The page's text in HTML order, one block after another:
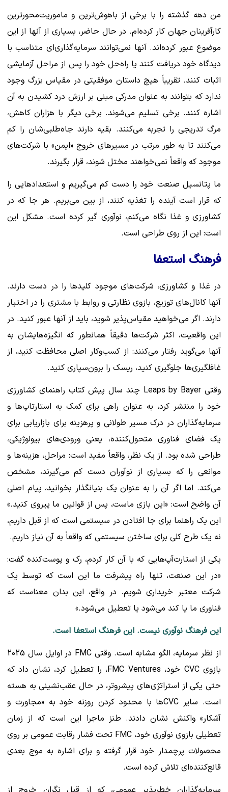
من دهه گذشته را با برخی از باهوش‌ترین و ماموریت‌محورترین
کارآفرینان جهان کار کرده‌ام. در حال حاضر، بسیاری از آنها از این
موضوع عبور کرده‌اند. آنها نمی‌توانند سرمایه‌گذاری‌ای متناسب با
دیدگاه خود دریافت کنند یا راه‌حل خود را پس از مراحل آزمایشی
اثبات کنند. تقریباً هیچ داستان موفقیتی در مقیاس بزرگ وجود
ندارد که بتوانند به عنوان مدرکی مبنی بر ارزش درد کشیدن به آن
اشاره کنند. برخی تسلیم می‌شوند. برخی دیگر با هزاران کاهش،
مرگ تدریجی را تجربه می‌کنند. بقیه دارند جاه‌طلبی‌شان را کم
می‌کنند تا به طور مرتب در مسیرهای خروج «ایمن» با شرکت‌های
موجود که واقعاً نمی‌خواهند مختل شوند، قرار بگیرند.
ما پتانسیل صنعت خود را دست کم می‌گیریم و استعدادهایی را
که قرار است آینده را تغذیه کنند، از بین می‌بریم. هر جا که در
کشاورزی و غذا نگاه می‌کنم، نوآوری گیر کرده است. مشکل این
است: این از روی طراحی است.
فرهنگ استعفا
در غذا و کشاورزی، شرکت‌های موجود کلیدها را در دست دارند.
آنها کانال‌های توزیع، بازوی نظارتی و روابط با مشتری را در اختیار
دارند. اگر می‌خواهید مقیاس‌پذیر شوید، باید از آنها عبور کنید. در
این واقعیت، اکثر شرکت‌ها دقیقاً همانطور که انگیزه‌هایشان به
آنها می‌گوید رفتار می‌کنند: از کسب‌وکار اصلی محافظت کنید، از
غافلگیری‌ها جلوگیری کنید، ریسک را برون‌سپاری کنید.
وقتی Leaps by Bayer چند سال پیش کتاب راهنمای کشاورزی
خود را منتشر کرد، به عنوان راهی برای کمک به استارتاپ‌ها و
سرمایه‌گذاران در درک مسیر طولانی و پرهزینه برای بازاریابی برای
یک فضای فناوری متحول‌کننده، یعنی ورودی‌های بیولوژیکی،
طراحی شده بود. از یک نظر، واقعاً مفید است: مراحل، هزینه‌ها و
موانعی را که بسیاری از نوآوران دست کم می‌گیرند، مشخص
می‌کند. اما اگر آن را به عنوان یک بنیانگذار بخوانید، پیام اصلی
آن واضح است: «این بازی ماست، پس از قوانین ما پیروی کنید.»
این یک راهنما برای جا افتادن در سیستمی است که از قبل داریم،
نه یک طرح کلی برای ساختن سیستمی که واقعاً به آن نیاز داریم.
یکی از استارت‌آپ‌هایی که با آن کار کردم، رک و پوست‌کنده گفت:
«در این صنعت، تنها راه پیشرفت ما این است که توسط یک
شرکت معتبر خریداری شویم. در واقع، این بدان معناست که
فناوری ما یا کند می‌شود یا تعطیل می‌شود.»
این فرهنگ نوآوری نیست. این فرهنگ استعفا است.
از نظر سرمایه، الگو مشابه است. وقتی FMC در اوایل سال 2025
بازوی CVC خود، FMC Ventures، را تعطیل کرد، نشان داد که
حتی یکی از استراتژی‌های پیشروتر، در حال عقب‌نشینی به هسته
است. سایر CVCها با محدود کردن روزنه خود به «مجاورت و
آشکار» واکنش نشان دادند. طنز ماجرا این است که از زمان
تعطیلی بازوی نوآوری خود، FMC تحت فشار رقابت عمومی بر روی
محصولات پرچمدار خود قرار گرفته و برای اشاره به موج بعدی
قانع‌کننده‌ای تلاش کرده است.